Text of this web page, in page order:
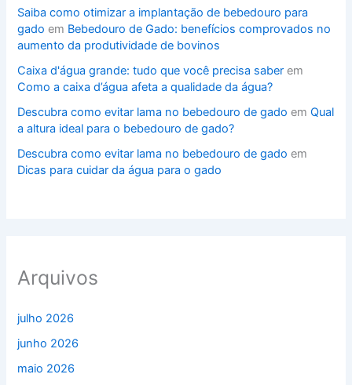
Saiba como otimizar a implantação de bebedouro para
gado em Bebedouro de Gado: benefícios comprovados no
aumento da produtividade de bovinos
Caixa d'água grande: tudo que você precisa saber em
Como a caixa d’água afeta a qualidade da água?
Descubra como evitar lama no bebedouro de gado emQual
a altura ideal para o bebedouro de gado?
Descubra como evitar lama no bebedouro de gado em
Dicas para cuidar da água para o gado
Arquivos
julho 2026
junho 2026
maio 2026